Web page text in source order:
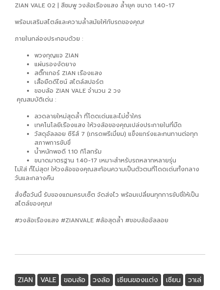
ZIAN VALE 02 | สีชมพู วงล้อเรืองแสง ล้ำยุค ขนาด 1.40-17
พร้อมเสริมสไตล์และความล้ำสมัยให้กับรถของคุณ!
ภายในกล่องประกอบด้วย :
พวงกุญแจ ZIAN
แผ่นรองงัดยาง
สติ๊กเกอร์ ZIAN เรืองแสง
เสื้อยืดดีไซน์ สไตล์สปอร์ต
ขอบล้อ ZIAN VALE จำนวน 2 วง
คุณสมบัติเด่น :
ลวดลายใหม่สุดล้ำ ที่โดดเด่นและไม่ซ้ำใคร
เทคโนโลยีเรืองแสง ให้วงล้อของคุณเปล่งประกายในที่มืด
วัสดุอัลลอย ซีรีส์ 7 (เกรดพรีเมี่ยม) แข็งแกร่งและทนทานต่อทุก
สภาพการขับขี่
น้ำหนักพอดี 1.10 กิโลกรัม
ขนาดมาตรฐาน 1.40-17 เหมาะสำหรับรถหลากหลายรุ่น
ไม่ใส่ ก็ไม่สุด! ให้วงล้อของคุณสะท้อนความเป็นตัวตนที่โดดเด่นทั้งกลาง
วันและกลางคืน
สั่งซื้อวันนี้ รับของแถมครบเซ็ต จัดส่งไว พร้อมเปลี่ยนทุกการขับขี่ให้เป็น
สไตล์ของคุณ!
#วงล้อเรืองแสง #ZIANVALE #ล้อสุดล้ำ #ขอบล้ออัลลอย
ZIAN VALE ขอบล้อ วงล้อ เซียนของแต่ง เซียน
วาเล่